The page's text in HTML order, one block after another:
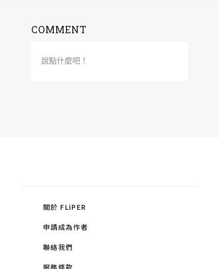
COMMENT
說點什麼吧！
關於 FLiPER
申請成為作者
聯絡我們